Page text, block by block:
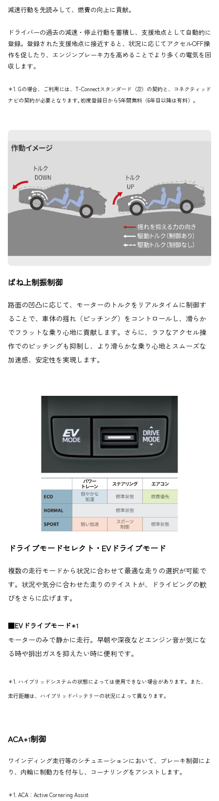
減速行動を先読みして、燃費の向上に貢献。
ドライバーの過去の減速・停止行動を蓄積し、支援地点として自動的に
登録。登録された支援地点に接近すると、状況に応じてアクセルOFF操
作を促したり、エンジンブレーキ力を高めることでより多くの電気を回
収します。
＊1. Gの場合、ご利用には、T-Connectスタンダード（22）の契約と、コネクティッド
ナビの契約が必要となります｡初度登録日から5年間無料（6年目以降は有料）。
ばね上制振制御
路面の凹凸に応じて、モーターのトルクをリアルタイムに制御す
ることで、車体の揺れ（ピッチング）をコントロールし、滑らか
でフラットな乗り心地に貢献します。さらに、ラフなアクセル操
作でのピッチングも抑制し、より滑らかな乗り心地とスムーズな
加速感、安定性を実現します。
ドライブモードセレクト・EVドライブモード
複数の走行モードから状況に合わせて最適な走りの選択が可能で
す。状況や気分に合わせた走りのテイストが、ドライビングの歓
びをさらに広げます。
■EVドライブモード＊1
モーターのみで静かに走行。早朝や深夜などエンジン音が気にな
る時や排出ガスを抑えたい時に便利です。
＊1. ハイブリッドシステムの状態によっては使用できない場合があります。また、
走行距離は、ハイブリッドバッテリーの状況によって異なります。
ACA＊1制御
ワインディング走行等のシチュエーションにおいて、ブレーキ制御によ
り、内輪に制動力を付与し、コーナリングをアシストします。
＊1. ACA：Active Cornering Assist